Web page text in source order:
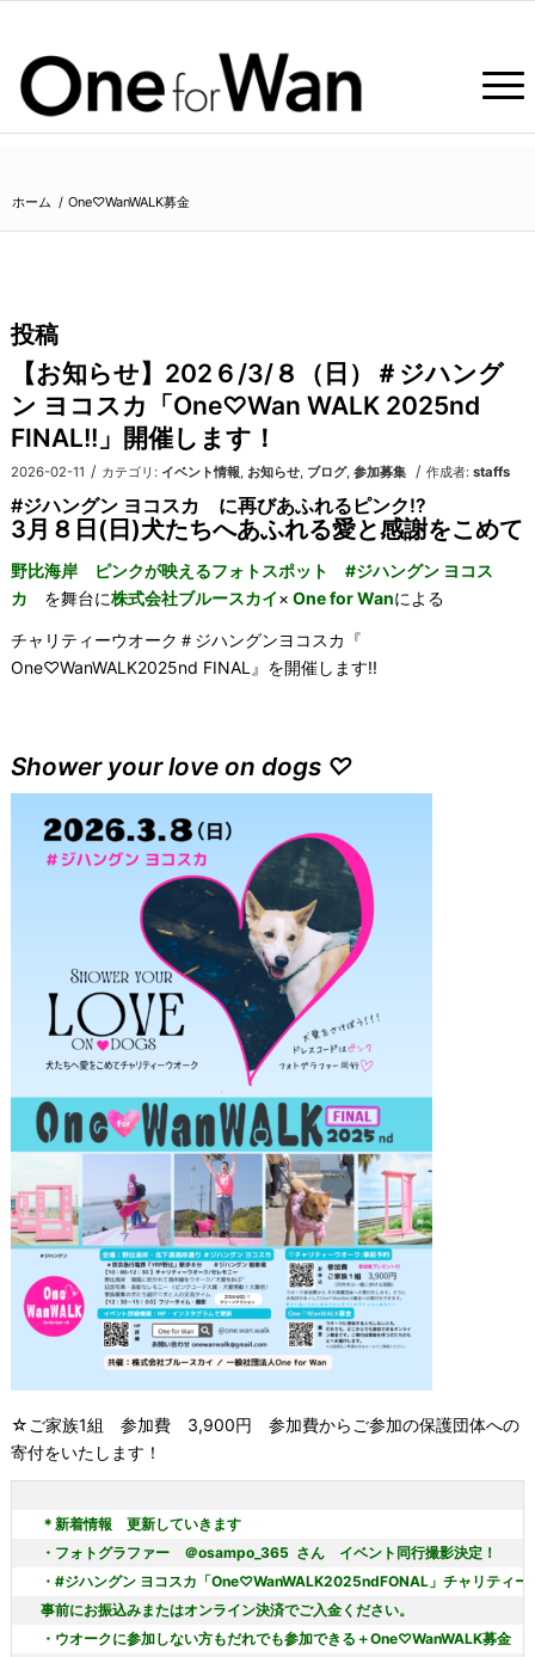
ホーム / One♡WanWALK募金
投稿
【お知らせ】202６/3/８（日）＃ジハング
ン ヨコスカ「One♡Wan WALK 2025nd
FINAL!!」開催します！
2026-02-11 / カテゴリ: イベント情報, お知らせ, ブログ, 参加募集 / 作成者: staffs
#ジハングン ヨコスカ に再びあふれるピンク⁉
3月８日(日)犬たちへあふれる愛と感謝をこめて
野比海岸 ピンクが映えるフォトスポット #ジハングン ヨコス
カ を舞台に株式会社ブルースカイ× One for Wanによる
チャリティーウオーク＃ジハングンヨコスカ『
One♡WanWALK2025nd FINAL』を開催します!!
Shower your love on dogs ♡
☆ご家族1組 参加費 3,900円 参加費からご参加の保護団体への
寄付をいたします！
＊新着情報　更新していきます
・#ジハングン ヨコスカ「One♡WanWALK2025ndFONAL」チャリティー
事前にお振込みまたはオンライン決済でご入金ください。
・ウオークに参加しない方もだれでも参加できる ＋One♡WanWALK募金